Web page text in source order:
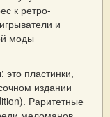
к ретро-
и
моды
это пластинки,
издании
Раритетные